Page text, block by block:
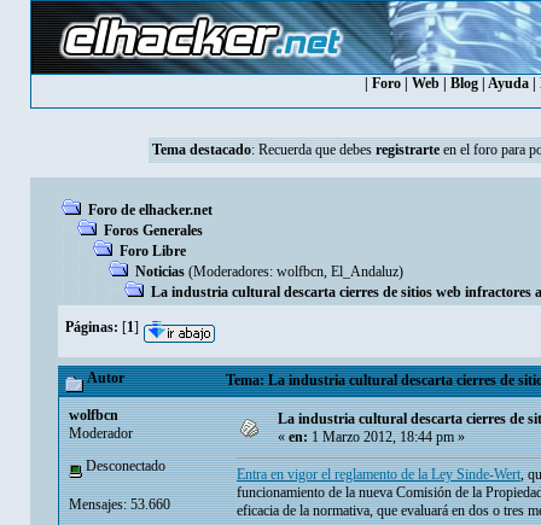
Foro| Web| Blog| Ayuda|
Tema destacado: Recuerda que debes registrarteen el foro para
Foro de elhacker.net
Foros Generales
Foro Libre
Noticias (Moderadores: wolfbcn, El_Andaluz)
La industria cultural descarta cierres de sitios web infractores
Páginas: [1]
Autor Tema: La industria cultural descarta cierres de
wolfbcn
Moderador
Desconectado
Mensajes: 53.660
La industria cultural descarta cierres de
«en:1 Marzo 2012, 18:44 pm »
Entra en vigor el reglamento de la Ley Sinde-Wert,
funcionamiento de la nueva Comisión de la
eficacia de la normativa, que evaluará en dos o tres